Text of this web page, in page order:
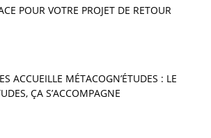
POUR VOTRE PROJET DE RETOUR
ACCUEILLE MÉTACOGN’ÉTUDES : LE
ÇA S’ACCOMPAGNE